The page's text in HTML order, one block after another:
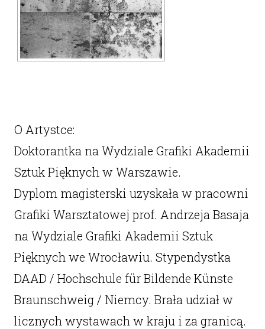
O Artystce:
Doktorantka na Wydziale Grafiki Akademii
Sztuk Pięknych w Warszawie.
Dyplom magisterski uzyskała w pracowni
Grafiki Warsztatowej prof. Andrzeja Basaja
na Wydziale Grafiki Akademii Sztuk
Pięknych we Wrocławiu. Stypendystka
DAAD / Hochschule für Bildende Künste
Braunschweig / Niemcy. Brała udział w
licznych wystawach w kraju i za granicą.